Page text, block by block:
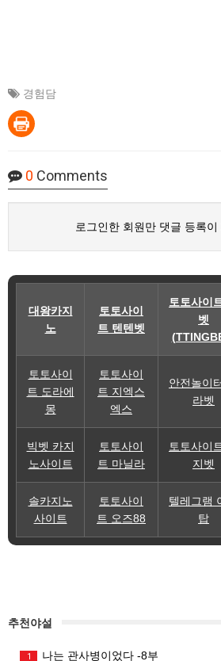
경험담
0 Comments
로그인한 회원만 댓글 등록이
대왕카지
노
토토사이
트 텐텐벳
토토사이
벳
토토사이
트 도라에
몽
토토사이
트 지엑스
엑스
안전놀이
라벳
빅벳 카지
노사이트
토토사이
트 마닐라
토토사이
지벳
솔카지노
사이트
토토사이
트 오즈88
텔레그램
탑
추천야설
1 나는 관사병이었다 -8부